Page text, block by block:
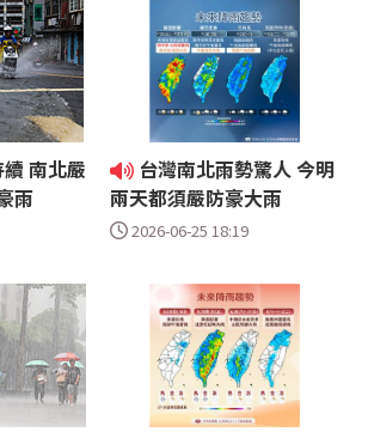
南北嚴
雨
台灣南北雨勢驚人 今明
兩天都須嚴防豪大雨
2026-06-25 18:19